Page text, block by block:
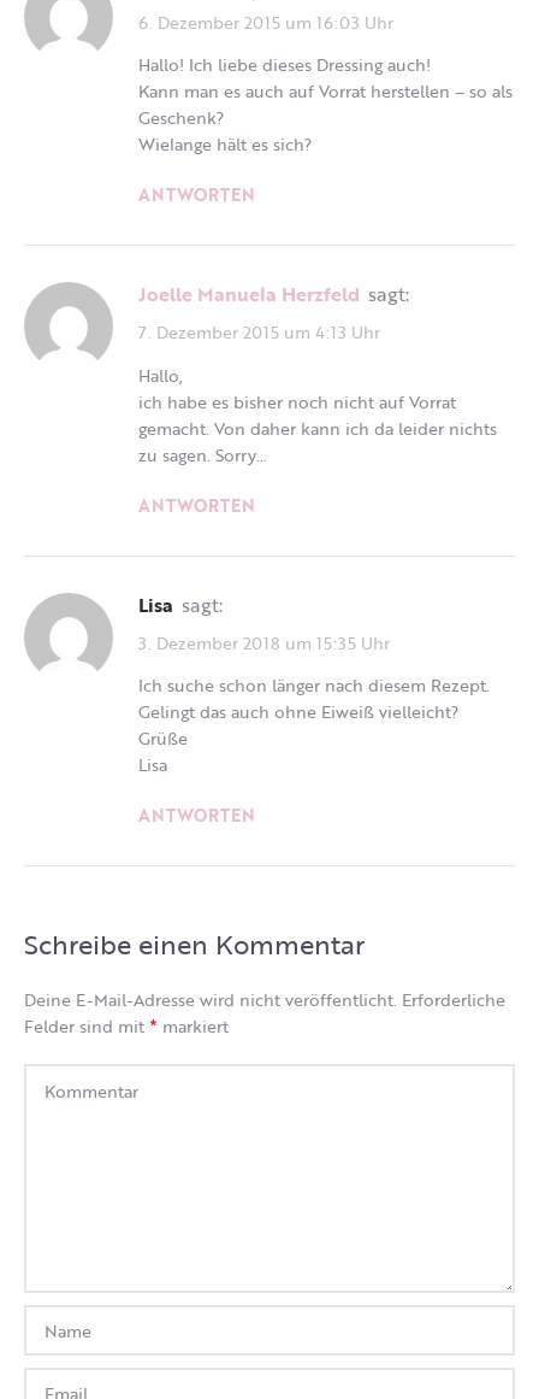
6. Dezember 2015 um 16:03 Uhr
Hallo! Ich liebe dieses Dressing auch!
Kann man es auch auf Vorrat herstellen – so als
Geschenk?
Wielange hält es sich?
ANTWORTEN
Joelle Manuela Herzfeld sagt:
7. Dezember 2015 um 4:13 Uhr
Hallo,
ich habe es bisher noch nicht auf Vorrat
gemacht. Von daher kann ich da leider nichts
zu sagen. Sorry…
ANTWORTEN
Lisa sagt:
3. Dezember 2018 um 15:35 Uhr
Ich suche schon länger nach diesem Rezept.
Gelingt das auch ohne Eiweiß vielleicht?
Grüße
Lisa
ANTWORTEN
Schreibe einen Kommentar
Deine E-Mail-Adresse wird nicht veröffentlicht. Erforderliche
Felder sind mit* markiert